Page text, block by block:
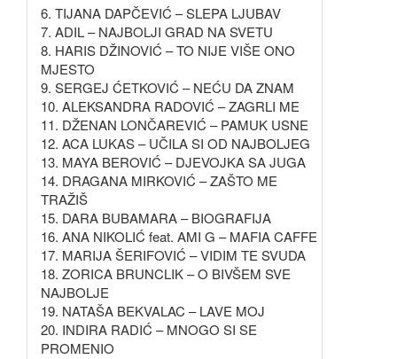
6. TIJANA DAPČEVIĆ – SLEPA LJUBAV
7. ADIL – NAJBOLJI GRAD NA SVETU
8. HARIS DŽINOVIĆ – TO NIJE VIŠE ONO
MJESTO
9. SERGEJ ĆETKOVIĆ – NEĆU DA ZNAM
10. ALEKSANDRA RADOVIĆ – ZAGRLI ME
11. DŽENAN LONČAREVIĆ – PAMUK USNE
12. ACA LUKAS – UČILA SI OD NAJBOLJEG
13. MAYA BEROVIĆ – DJEVOJKA SA JUGA
14. DRAGANA MIRKOVIĆ – ZAŠTO ME
TRAŽIŠ
15. DARA BUBAMARA – BIOGRAFIJA
16. ANA NIKOLIĆ feat. AMI G – MAFIA CAFFE
17. MARIJA ŠERIFOVIĆ – VIDIM TE SVUDA
18. ZORICA BRUNCLIK – O BIVŠEM SVE
NAJBOLJE
19. NATAŠA BEKVALAC – LAVE MOJ
20. INDIRA RADIĆ – MNOGO SI SE
PROMENIO